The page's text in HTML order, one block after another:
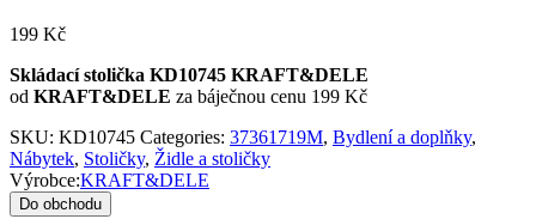
199 Kč
Skládací stolička KD10745 KRAFT&DELE
od KRAFT&DELE za báječnou cenu 199 Kč
SKU: KD10745 Categories: 37361719M, Bydlení a doplňky,
Nábytek, Stoličky, Židle a stoličky
Výrobce:KRAFT&DELE
Do obchodu